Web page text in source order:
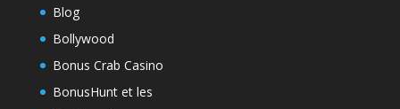
Blog
Bollywood
Bonus Crab Casino
BonusHunt et les